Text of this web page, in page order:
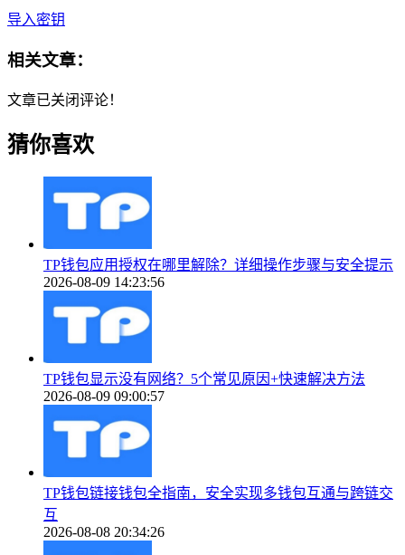
导入密钥
相关文章：
文章已关闭评论！
猜你喜欢
TP钱包应用授权在哪里解除？详细操作步骤与安全提示
2026-08-09 14:23:56
TP钱包显示没有网络？5个常见原因+快速解决方法
2026-08-09 09:00:57
TP钱包链接钱包全指南，安全实现多钱包互通与跨链交
互
2026-08-08 20:34:26